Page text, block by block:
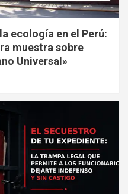
ecología en el Perú:
muestra sobre
Universal»